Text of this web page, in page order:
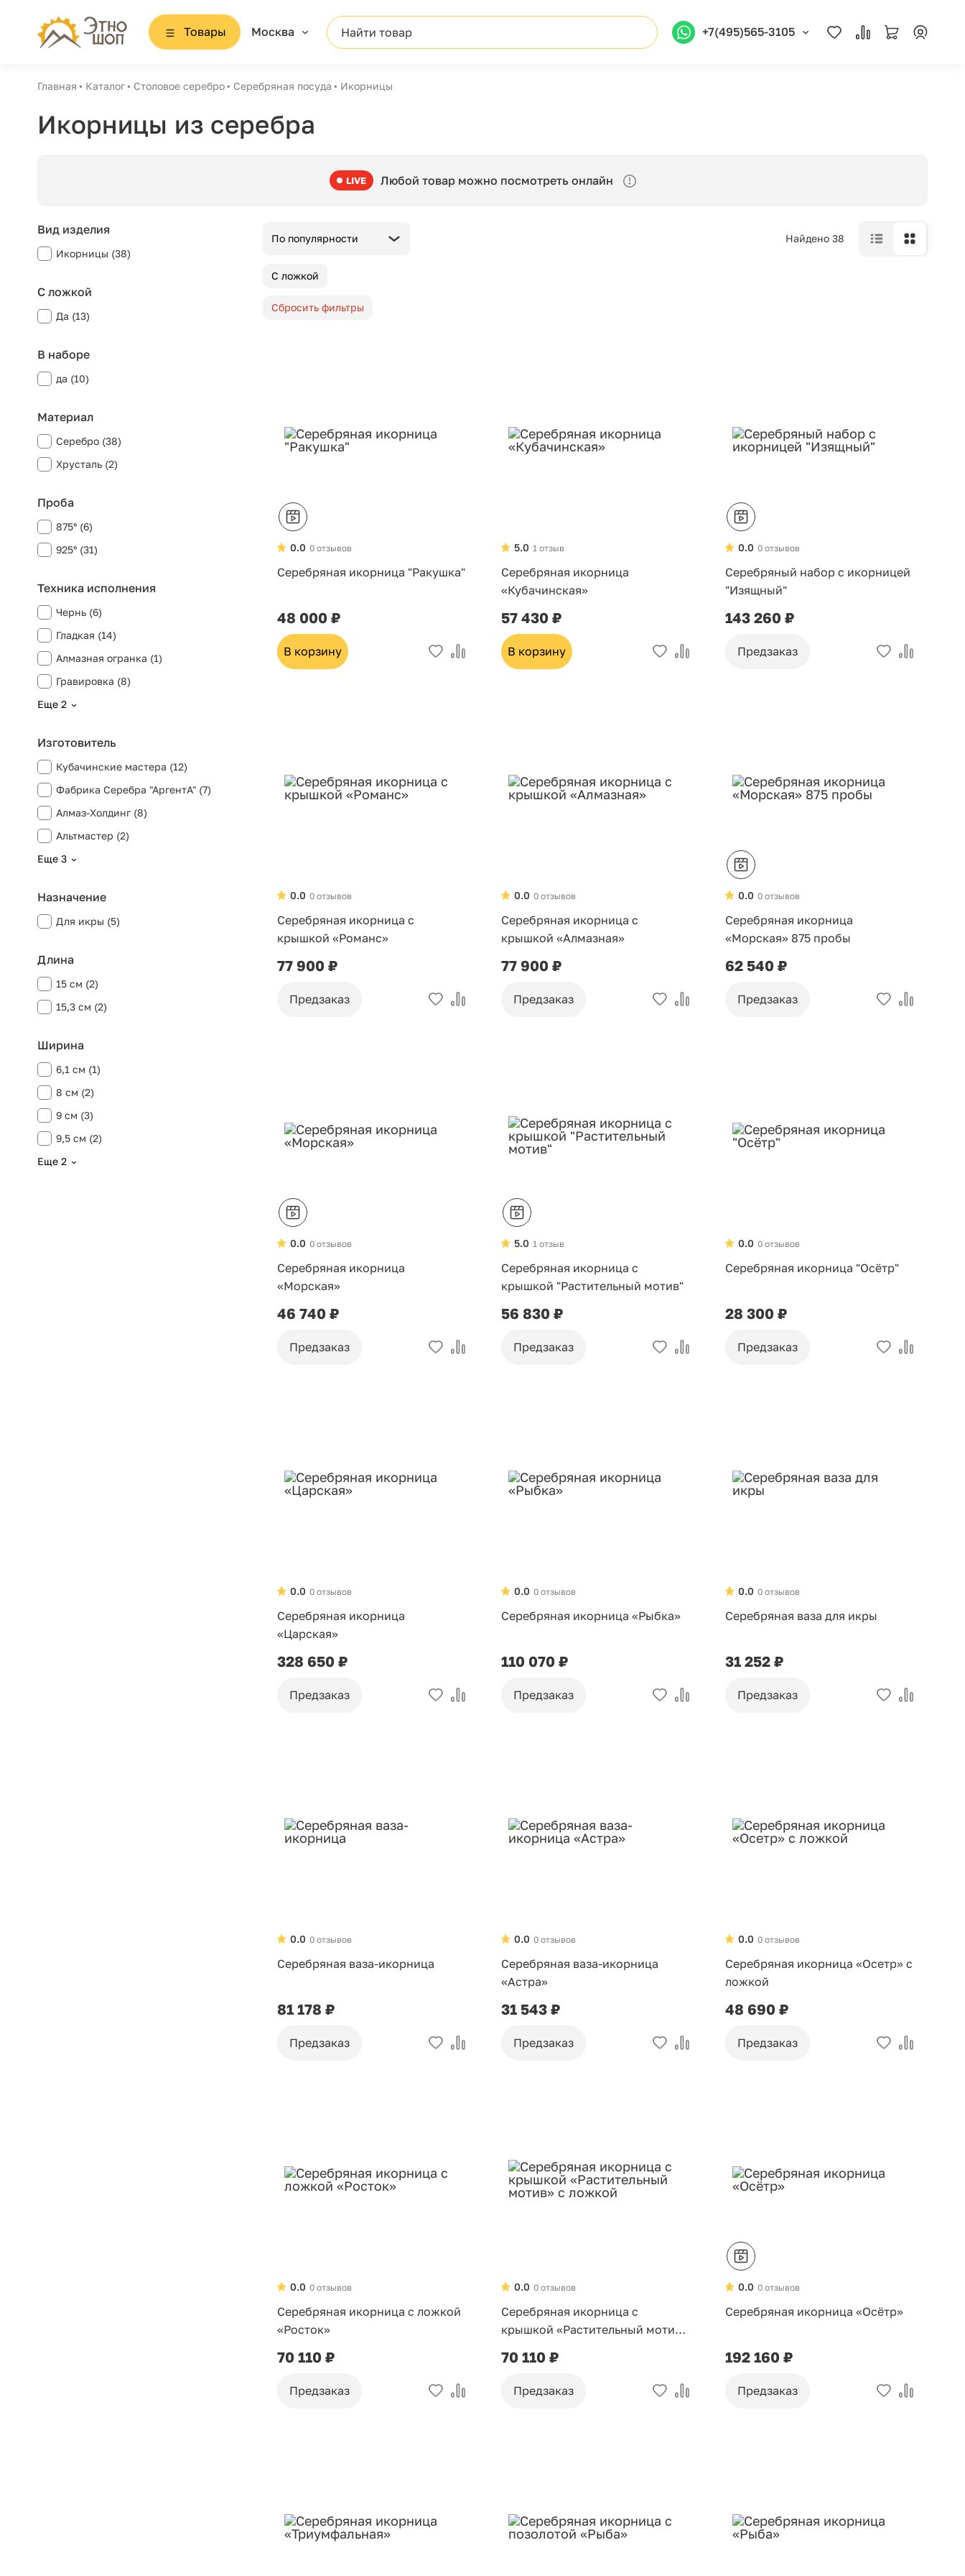
Товары Москва Найти товар +7(495)565-3105
Главная Каталог Столовое серебро Серебряная посуда Икорницы
Икорницы из серебра
LIVE Любой товар можно посмотреть онлайн
Вид изделия
Икорницы (38)
С ложкой
Да (13)
В наборе
да (10)
Материал
Серебро (38)
Хрусталь (2)
Проба
875° (6)
925° (31)
Техника исполнения
Чернь (6)
Гладкая (14)
Алмазная огранка (1)
Гравировка (8)
Еще 2
Изготовитель
Кубачинские мастера (12)
Фабрика Серебра "АргентА" (7)
Алмаз-Холдинг (8)
Альтмастер (2)
Еще 3
Назначение
Для икры (5)
Длина
15 см (2)
15,3 см (2)
Ширина
6,1 см (1)
8 см (2)
9 см (3)
9,5 см (2)
Еще 2
По популярности Найдено 38
С ложкой
Сбросить фильтры
0 отзывов
0.0
Серебряная икорница "Ракушка"
48 000 ₽
В корзину
1 отзыв
5.0
Серебряная икорница
«Кубачинская»
57 430 ₽
В корзину
0 отзывов
0.0
Серебряный набор с икорницей
"Изящный"
143 260 ₽
Предзаказ
0 отзывов
0.0
Серебряная икорница с
крышкой «Романс»
77 900 ₽
Предзаказ
0 отзывов
0.0
Серебряная икорница с
крышкой «Алмазная»
77 900 ₽
Предзаказ
0 отзывов
0.0
Серебряная икорница
«Морская» 875 пробы
62 540 ₽
Предзаказ
0 отзывов
0.0
Серебряная икорница
«Морская»
46 740 ₽
Предзаказ
1 отзыв
5.0
Серебряная икорница с
крышкой "Растительный мотив"
56 830 ₽
Предзаказ
0 отзывов
0.0
Серебряная икорница "Осётр"
28 300 ₽
Предзаказ
0 отзывов
0.0
Серебряная икорница
«Царская»
328 650 ₽
Предзаказ
0 отзывов
0.0
Серебряная икорница «Рыбка»
110 070 ₽
Предзаказ
0 отзывов
0.0
Серебряная ваза для икры
31 252 ₽
Предзаказ
0 отзывов
0.0
Серебряная ваза-икорница
81 178 ₽
Предзаказ
0 отзывов
0.0
Серебряная ваза-икорница
«Астра»
31 543 ₽
Предзаказ
0 отзывов
0.0
Серебряная икорница «Осетр» c
ложкой
48 690 ₽
Предзаказ
0 отзывов
0.0
Серебряная икорница c ложкой
«Росток»
70 110 ₽
Предзаказ
0 отзывов
0.0
Серебряная икорница с
крышкой «Растительный мотив»
70 110 ₽
Предзаказ
0 отзывов
0.0
Серебряная икорница «Осётр»
192 160 ₽
Предзаказ